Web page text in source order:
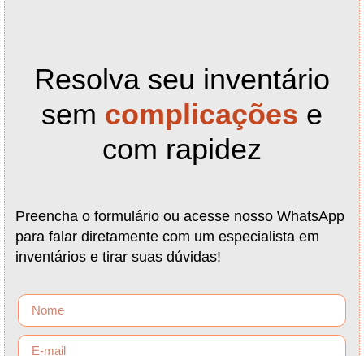
Resolva seu inventário
sem complicações e
com rapidez
Preencha o formulário ou acesse nosso WhatsApp
para falar diretamente com um especialista em
inventários e tirar suas dúvidas!